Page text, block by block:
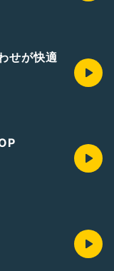
せが快適